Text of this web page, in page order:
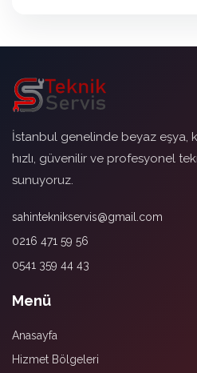
İstanbul genelinde beyaz eşya,
hızlı, güvenilir ve profesyonel
sunuyoruz.
sahinteknikservis@gmail.com
0216 471 59 56
0541 359 44 43
Menü
Anasayfa
Hizmet Bölgeleri